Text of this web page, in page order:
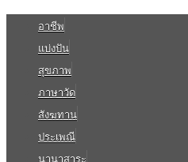
อาชีพ
แบ่งปัน
สุขภาพ
ภาษาวัด
สังฆทาน
ประเพณี
นานาสาระ